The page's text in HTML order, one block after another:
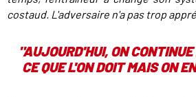
costaud. L'adversaire n'a pas trop
"AUJOURD'HUI, ON
CE QUE L'ON DOIT MAIS ON